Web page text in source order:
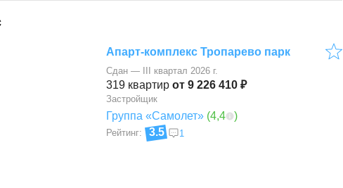
Апарт-комплекс Тропарево парк
Сдан — III квартал 2026 г.
319 квартир от 9 226 410 ₽
Застройщик
Группа «Самолет» (4,4 )
Рейтинг: 3.5 1